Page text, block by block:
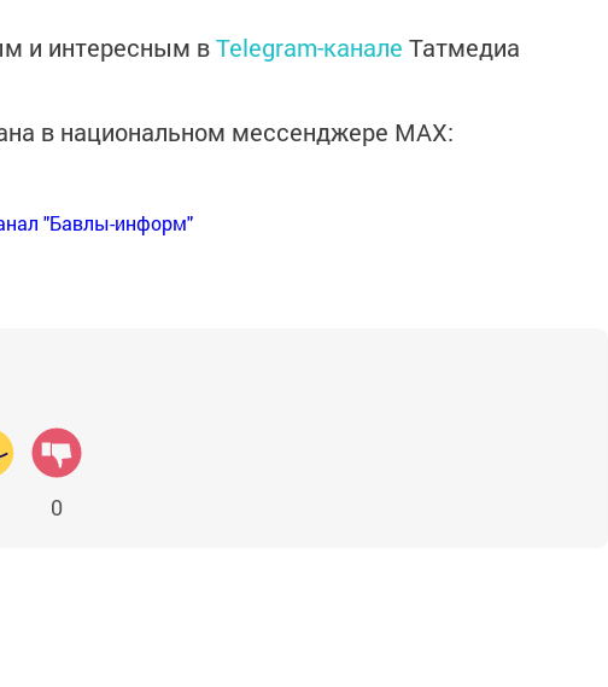
и интересным вTelegram-канале Татмедиа
в национальном мессенджере MАХ:
"Бавлы-информ"
0